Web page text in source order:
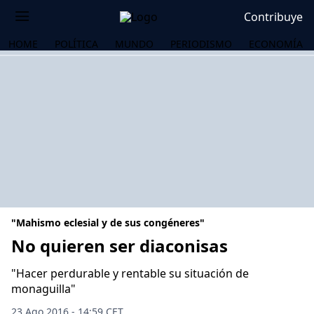
Contribuye
HOME POLÍTICA MUNDO PERIODISMO ECONOMÍA
"Mahismo eclesial y de sus congéneres"
No quieren ser diaconisas
"Hacer perdurable y rentable su situación de
monaguilla"